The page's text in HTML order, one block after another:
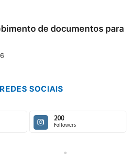
de documentos para
SOCIAIS
200
Followers